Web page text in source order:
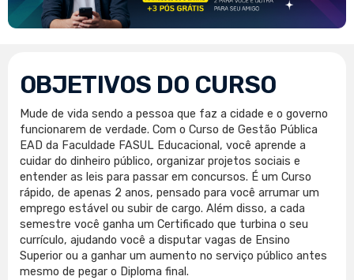
OBJETIVOS DO CURSO
Mude de vida sendo a pessoa que faz a cidade e o governo
funcionarem de verdade. Com o Curso de Gestão Pública
EAD da Faculdade FASUL Educacional, você aprende a
cuidar do dinheiro público, organizar projetos sociais e
entender as leis para passar em concursos. É um Curso
rápido, de apenas 2 anos, pensado para você arrumar um
emprego estável ou subir de cargo. Além disso, a cada
semestre você ganha um Certificado que turbina o seu
currículo, ajudando você a disputar vagas de Ensino
Superior ou a ganhar um aumento no serviço público antes
mesmo de pegar o Diploma final.